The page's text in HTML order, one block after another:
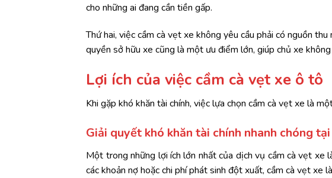
cho những ai đang cần tiền gấp.
Thứ hai, việc cầm cà vẹt xe không yêu cầu phải có nguồn
quyền sở hữu xe cũng là một ưu điểm lớn, giúp chủ xe
Lợi ích của việc cầm cà vẹt xe ô tô
Khi gặp khó khăn tài chính, việc lựa chọn cầm cà vẹt xe là
Giải quyết khó khăn tài chính nhanh chóng
Một trong những lợi ích lớn nhất của dịch vụ cầm cà vẹt xe
các khoản nợ hoặc chi phí phát sinh đột xuất, cầm cà vẹt xe